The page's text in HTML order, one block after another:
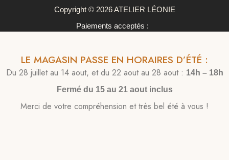
Copyright © 2026 ATELIER LÉONIE
Paiements acceptés :
LE MAGASIN PASSE EN HORAIRES D’ÉTÉ :
Du 28 juillet au 14 aout, et du 22 aout au 28 aout : 14h – 18h
Fermé du 15 au 21 aout inclus
Merci de votre compréhension et très bel été à vous !